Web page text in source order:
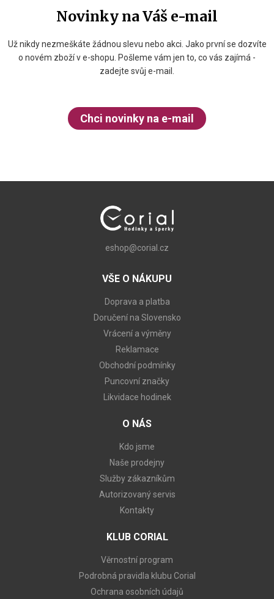
Novinky na Váš e-mail
Už nikdy nezmeškáte žádnou slevu nebo akci. Jako první se dozvíte
o novém zboží v e-shopu. Pošleme vám jen to, co vás zajímá -
zadejte svůj e-mail.
Chci novinky na e-mail
eshop@corial.cz
VŠE O NÁKUPU
Doprava a platba
Doručení na Slovensko
Vrácení a výměny
Reklamace
Obchodní podmínky
Puncovní značky
Likvidace hodinek
O NÁS
Kdo jsme
Naše prodejny
Služby zákazníkům
Autorizovaný servis
Kontakty
KLUB CORIAL
Věrnostní program
Podrobná pravidla klubu Corial
Ochrana osobních údajů